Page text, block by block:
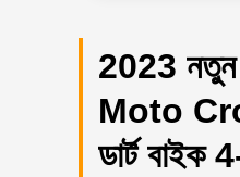
2023
Moto
ডার্ট